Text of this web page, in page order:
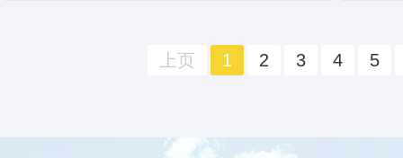
上页 1 2 3 4 5